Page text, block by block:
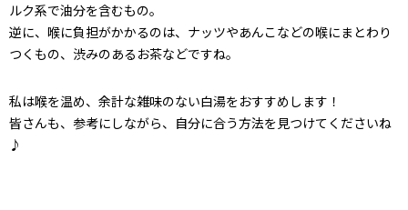
ルク系で油分を含むもの。
逆に、喉に負担がかかるのは、ナッツやあんこなどの喉にまとわり
つくもの、渋みのあるお茶などですね。
私は喉を温め、余計な雑味のない白湯をおすすめします！
皆さんも、参考にしながら、自分に合う方法を見つけてくださいね
♪